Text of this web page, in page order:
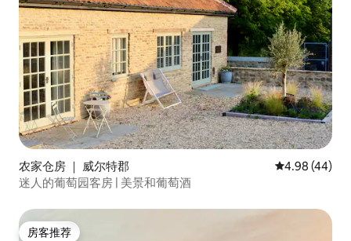
农家仓房 ｜ 威尔特郡 平均评分
4.98 (44)
迷人的葡萄园客房 | 美景和葡萄酒
房客推荐